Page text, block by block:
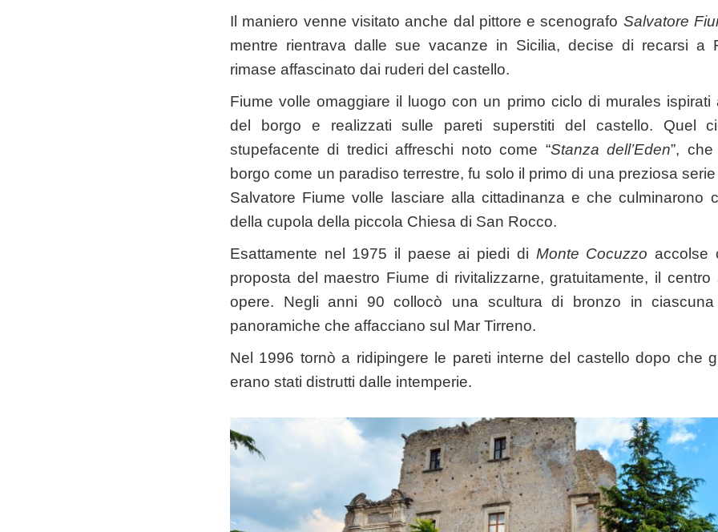
Il maniero venne visitato anche dal pittore e scenografo Salvatore
mentre rientrava dalle sue vacanze in Sicilia, decise di recarsi a
rimase affascinato dai ruderi del castello.
Fiume volle omaggiare il luogo con un primo ciclo di murales ispirati
del borgo e realizzati sulle pareti superstiti del castello. Quel
stupefacente di tredici affreschi noto come “Stanza dell’Eden”,
borgo come un paradiso terrestre, fu solo il primo di una preziosa
Salvatore Fiume volle lasciare alla cittadinanza e che culminarono
della cupola della piccola Chiesa di San Rocco.
Esattamente nel 1975 il paese ai piedi di Monte Cocuzzo accolse
proposta del maestro Fiume di rivitalizzarne, gratuitamente, il
opere. Negli anni 90 collocò una scultura di bronzo in
panoramiche che affacciano sul Mar Tirreno.
Nel 1996 tornò a ridipingere le pareti interne del castello dopo che
erano stati distrutti dalle intemperie.